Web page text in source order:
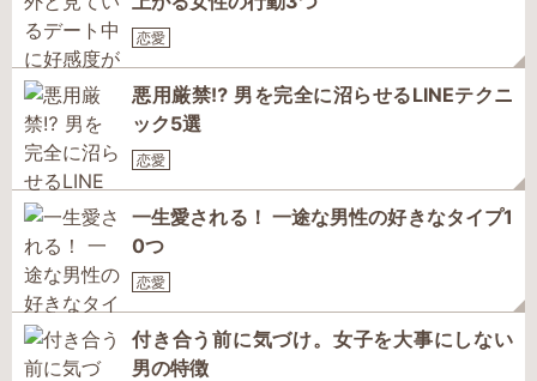
恋愛
悪用厳禁⁉ 男を完全に沼らせるLINEテクニ
ック5選
恋愛
一生愛される！ 一途な男性の好きなタイプ1
0つ
恋愛
付き合う前に気づけ。女子を大事にしない
男の特徴